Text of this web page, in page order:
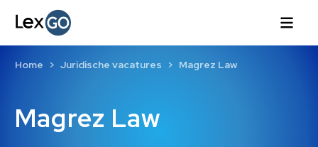
Magrez Law
Home Juridische vacatures Magrez Law